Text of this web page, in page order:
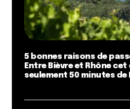
5 bonnes raisons de
Entre Bièvre et Rhône cet
seulement 50 minutes de